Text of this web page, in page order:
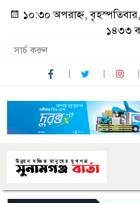
১০:৩০ অপরাহ্ন,
১৪৩৩